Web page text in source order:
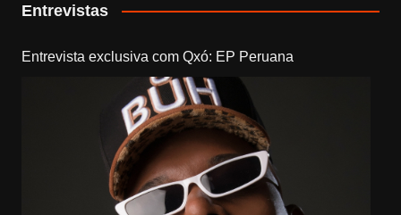
Entrevistas
Entrevista exclusiva com Qxó: EP Peruana